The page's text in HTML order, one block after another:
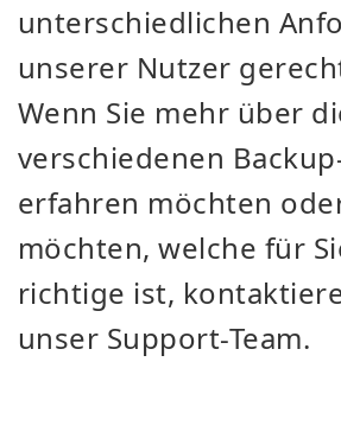
unterschiedlichen
unserer Nutzer
Wenn Sie mehr über
verschiedenen
erfahren möchten
möchten, welche für
richtige ist,
unser Support-Team.